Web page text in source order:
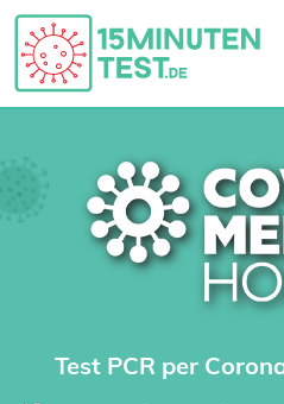
Test PCR per